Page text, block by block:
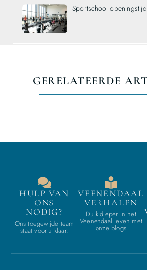
Sportschool
GERELATEERDE
HULP VAN
ONS
NODIG?
Ons toegewijde team
staat voor u klaar.
VEENENDAAL
VERHALEN
Duik dieper in het
Veenendaal leven met
onze blogs